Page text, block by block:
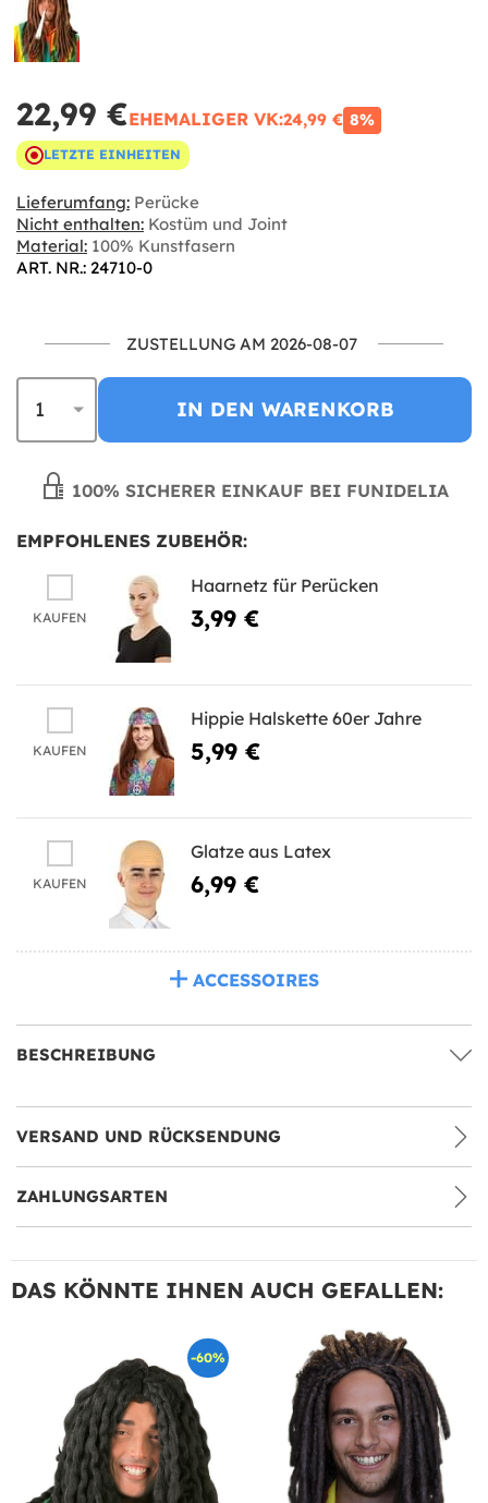
22,99 €EHEMALIGER VK:24,99 € 8%
LETZTE EINHEITEN
Lieferumfang: Perücke
Nicht enthalten: Kostüm und Joint
Material: 100% Kunstfasern
ART. NR.: 24710-0
ZUSTELLUNG AM 2026-08-07
IN DEN WARENKORB
100% SICHERER EINKAUF BEI FUNIDELIA
EMPFOHLENES ZUBEHÖR:
KAUFEN
Haarnetz für Perücken
3,99 €
KAUFEN
Hippie Halskette 60er Jahre
5,99 €
KAUFEN
Glatze aus Latex
6,99 €
ACCESSOIRES
BESCHREIBUNG
VERSAND UND RÜCKSENDUNG
ZAHLUNGSARTEN
DAS KÖNNTE IHNEN AUCH GEFALLEN:
-60%